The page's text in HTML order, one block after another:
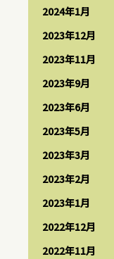
2024年1月
2023年12月
2023年11月
2023年9月
2023年6月
2023年5月
2023年3月
2023年2月
2023年1月
2022年12月
2022年11月